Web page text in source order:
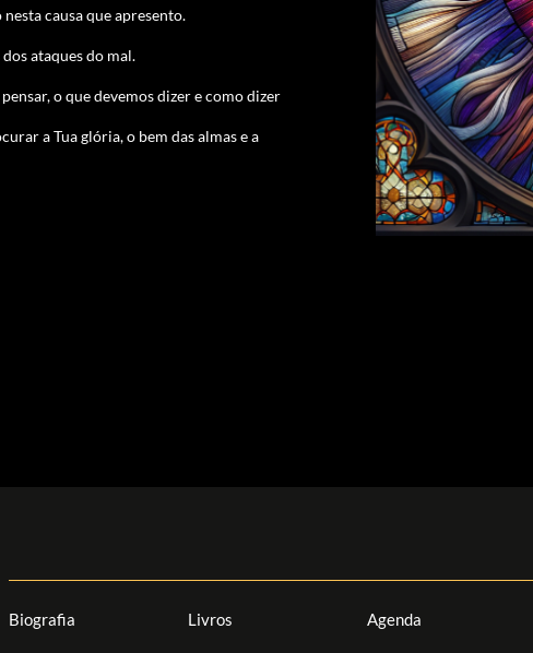
causa que apresento.
ataques do mal.
o que devemos dizer e como dizer
a Tua glória, o bem das almas e a
Biografia Livros Agenda